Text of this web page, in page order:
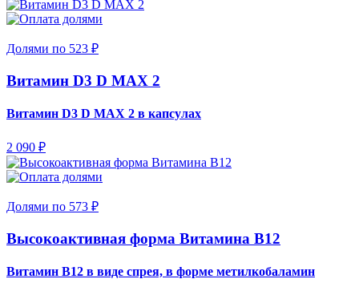
Долями по 523 ₽
Витамин D3 D MAX 2
Витамин D3 D MAX 2 в капсулах
2 090 ₽
Долями по 573 ₽
Высокоактивная форма Витамина B12
Витамин B12 в виде спрея, в форме метилкобаламин